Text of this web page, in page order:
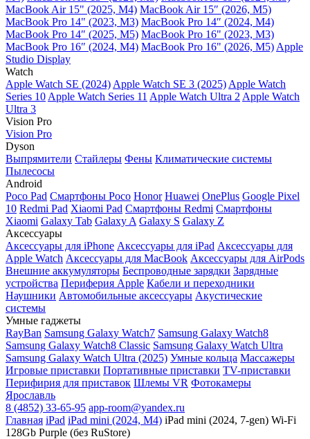
MacBook Air 15" (2025, M4) MacBook Air 15″ (2026, M5)
MacBook Pro 14" (2023, M3) MacBook Pro 14″ (2024, M4)
MacBook Pro 14″ (2025, M5) MacBook Pro 16" (2023, M3)
MacBook Pro 16″ (2024, M4) MacBook Pro 16" (2026, M5) Apple
Studio Display
Watch
Apple Watch SE (2024) Apple Watch SE 3 (2025) Apple Watch
Series 10 Apple Watch Series 11 Apple Watch Ultra 2 Apple Watch
Ultra 3
Vision Pro
Vision Pro
Dyson
Выпрямители Стайлеры Фены Климатические системы
Пылесосы
Android
Poco Pad Смартфоны Poco Honor Huawei OnePlus Google Pixel
10 Redmi Pad Xiaomi Pad Смартфоны Redmi Смартфоны
Xiaomi Galaxy Tab Galaxy A Galaxy S Galaxy Z
Аксессуары
Аксессуары для iPhone Аксессуары для iPad Аксессуары для
Apple Watch Аксессуары для MacBook Аксессуары для AirPods
Внешние аккумуляторы Беспроводные зарядки Зарядные
устройства Периферия Apple Кабели и переходники
Наушники Автомобильные аксессуары Акустические
системы
Умные гаджеты
RayBan Samsung Galaxy Watch7 Samsung Galaxy Watch8
Samsung Galaxy Watch8 Classic Samsung Galaxy Watch Ultra
Samsung Galaxy Watch Ultra (2025) Умные кольца Массажеры
Игровые приставки Портативные приставки TV-приставки
Перифирия для приставок Шлемы VR Фотокамеры
Ярославль
8 (4852) 33-65-95 app-room@yandex.ru
Главная iPad iPad mini (2024, M4) iPad mini (2024, 7-gen) Wi-Fi
128Gb Purple (без RuStore)